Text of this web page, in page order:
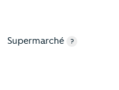
Supermarché ?